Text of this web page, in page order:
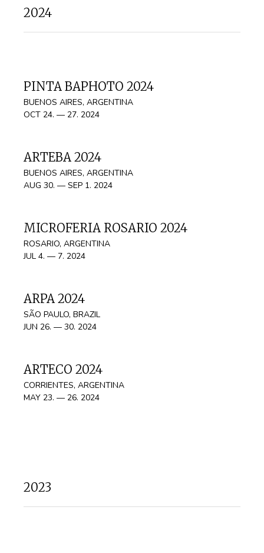
2024
PINTA BAPHOTO 2024
BUENOS AIRES, ARGENTINA
OCT 24. — 27. 2024
ARTEBA 2024
BUENOS AIRES, ARGENTINA
AUG 30. — SEP 1. 2024
MICROFERIA ROSARIO 2024
ROSARIO, ARGENTINA
JUL 4. — 7. 2024
ARPA 2024
SÃO PAULO, BRAZIL
JUN 26. — 30. 2024
ARTECO 2024
CORRIENTES, ARGENTINA
MAY 23. — 26. 2024
2023